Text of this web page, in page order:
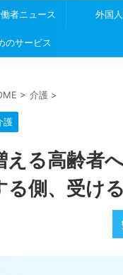
者ニュース 外国
のサービス
> 介護 >
護
える高齢者
る側、受け